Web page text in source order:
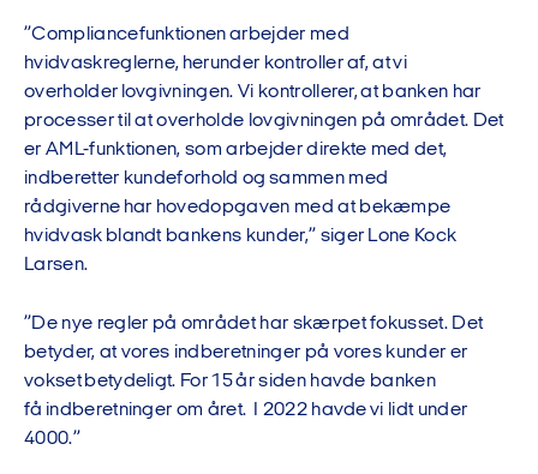
”Compliancefunktionen arbejder med
hvidvaskreglerne, herunder kontroller af, at vi
overholder lovgivningen. Vi kontrollerer, at banken har
processer til at overholde lovgivningen på området. Det
er AML-funktionen, som arbejder direkte med det,
indberetter kundeforhold og sammen med
rådgiverne har hovedopgaven med at bekæmpe
hvidvask blandt bankens kunder,” siger Lone Kock
Larsen.
”De nye regler på området har skærpet fokusset. Det
betyder, at vores indberetninger på vores kunder er
vokset betydeligt. For 15 år siden havde banken
få indberetninger om året. I 2022 havde vi lidt under
4000.”